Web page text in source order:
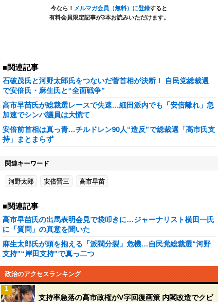
今なら！ メルマガ会員（無料）に登録すると
有料会員限定記事が3本お読みいただけます。
■関連記事
石破茂氏と河野太郎氏をつないだ菅首相が決断！ 自民党総裁選
で安倍氏・麻生氏と“全面戦争”
高市早苗氏が総裁選レースで失速…細田派内でも「安倍離れ」急
加速でシンパ議員は大慌て
安倍前首相は真っ青…チルドレン90人“造反”で総裁選「高市氏支
持」まとまらず
関連キーワード
河野太郎 安倍晋三 高市早苗
■関連記事
高市早苗氏の出馬表明会見で袋叩きに…ジャーナリスト横田一氏
に「質問」の真意を聞いた
麻生太郎氏が頭を抱える「派閥分裂」危機…自民党総裁選“河野
支持”“岸田支持”で真っ二つ
政治のアクセスランキング
支持率急落の高市政権がV字回復画策 内閣改造でクビ
1